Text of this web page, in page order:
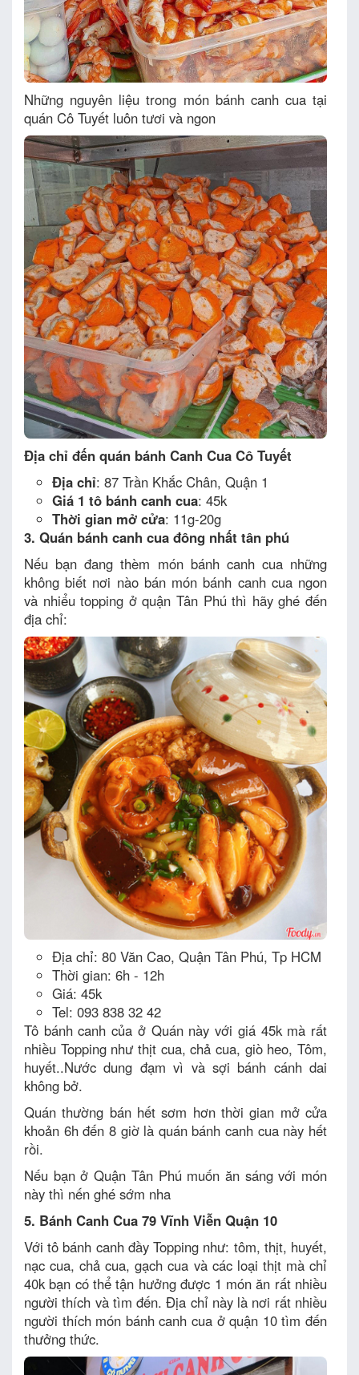
Những nguyên liệu trong món bánh canh cua tại
quán Cô Tuyết luôn tươi và ngon
Địa chỉ đến quán bánh Canh Cua Cô Tuyết
Địa chỉ: 87 Trần Khắc Chân, Quận 1
Giá 1 tô bánh canh cua: 45k
Thời gian mở cửa: 11g-20g
3. Quán bánh canh cua đông nhất tân phú
Nếu bạn đang thèm món bánh canh cua những
không biết nơi nào bán món bánh canh cua ngon
và nhiểu topping ở quận Tân Phú thì hãy ghé đến
địa chỉ:
Địa chỉ: 80 Văn Cao, Quận Tân Phú, Tp HCM
Thời gian: 6h - 12h
Giá: 45k
Tel: 093 838 32 42
Tô bánh canh của ở Quán này với giá 45k mà rất
nhiều Topping như thịt cua, chả cua, giò heo, Tôm,
huyết..Nước dung đạm vì và sợi bánh cánh dai
không bở.
Quán thường bán hết sơm hơn thời gian mở cửa
khoản 6h đến 8 giờ là quán bánh canh cua này hết
rồi.
Nếu bạn ở Quận Tân Phú muốn ăn sáng với món
này thì nến ghé sớm nha
5. Bánh Canh Cua 79 Vĩnh Viễn Quận 10
Với tô bánh canh đầy Topping như: tôm, thịt, huyết,
nạc cua, chả cua, gạch cua và các loại thịt mà chỉ
40k bạn có thể tận hưởng được 1 món ăn rất nhiều
người thích và tìm đến. Địa chỉ này là nơi rất nhiều
người thích món bánh canh cua ở quận 10 tìm đến
thưởng thức.